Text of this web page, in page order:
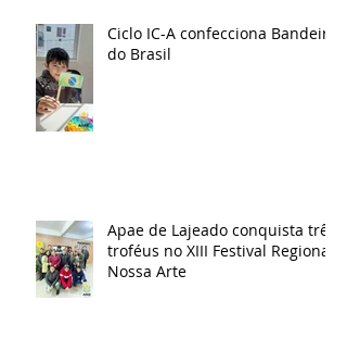
Ciclo IC-A confecciona Bandeira
do Brasil
Apae de Lajeado conquista três
troféus no XIII Festival Regional
Nossa Arte